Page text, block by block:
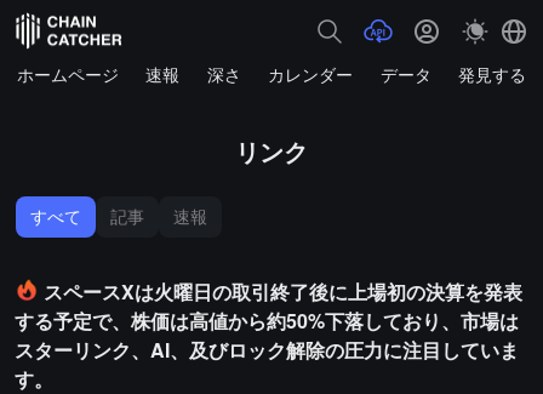
ホームページ 速報 深さ カレンダー データ 発見する
リンク
すべて 記事 速報
スペースXは火曜日の取引終了後に上場初の決算を発表
する予定で、株価は高値から約50%下落しており、市場は
スターリンク、AI、及びロック解除の圧力に注目していま
す。